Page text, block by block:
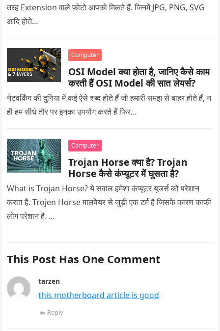
तरह Extension वाले फ़ोटो आपको मिलते हैं. जिनमें JPG, PNG, SVG
आदि होते…
Computer
OSI Model क्या होता है, जानिए कैसे काम
करती हैं OSI Model की सात लेयर्स?
नेटवर्किंग की दुनिया में कई ऐसे शब्द होते हैं जो हमारी समझ से बाहर होते हैं, न
ही हम सीधे तौर पर इनका उपयोग करते हैं फिर…
Computer
Trojan Horse क्या है? Trojan
Horse कैसे कंप्यूटर में घुसता है?
What is Trojan Horse? ये सवाल हमेशा कंप्यूटर यूजर्स को परेशान
करता है. Trojen Horse मालवेयर से जुड़ी एक टर्म है जिसके कारण काफी
लोग परेशान है. …
This Post Has One Comment
tarzen
this motherboard article is good
Reply